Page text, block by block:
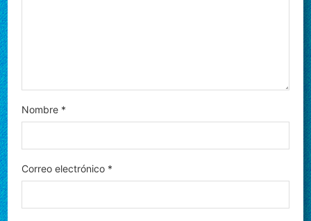
Nombre *
Correo electrónico *